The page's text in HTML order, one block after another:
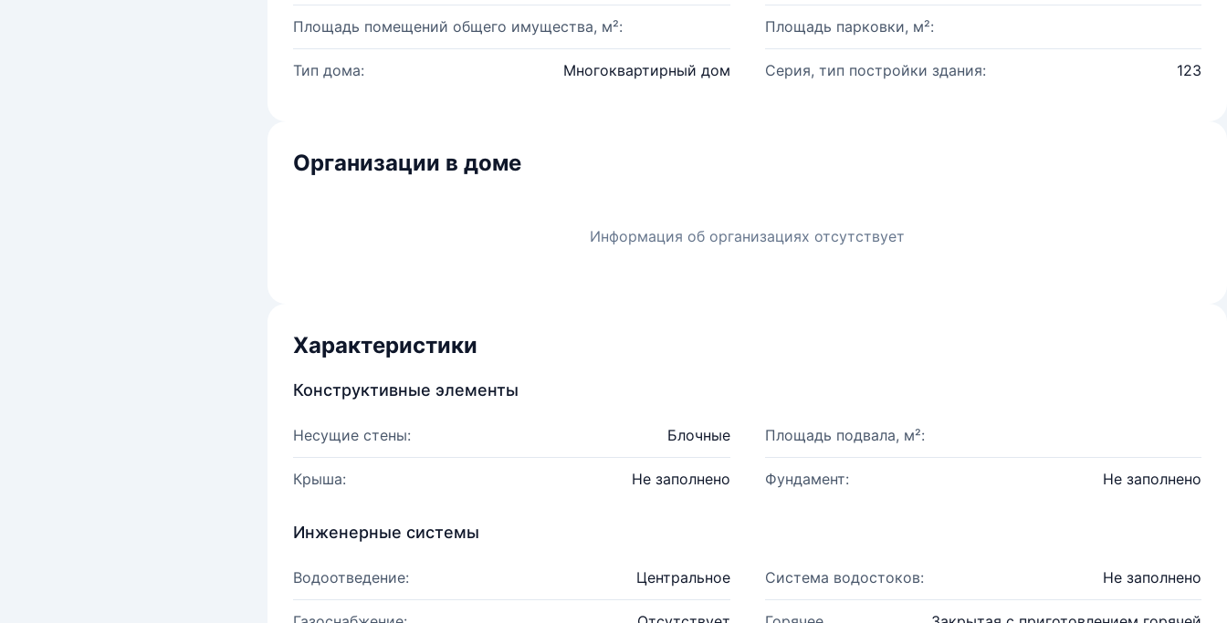
Площадь помещений общего имущества, м²: Площадь парковки, м²:
Тип дома: Многоквартирный дом Серия, тип постройки здания: 123
Организации в доме
Информация об организациях отсутствует
Характеристики
Конструктивные элементы
Несущие стены: Блочные Площадь подвала, м²:
Крыша: Не заполнено Фундамент: Не заполнено
Инженерные системы
Водоотведение: Центральное Система водостоков: Не заполнено